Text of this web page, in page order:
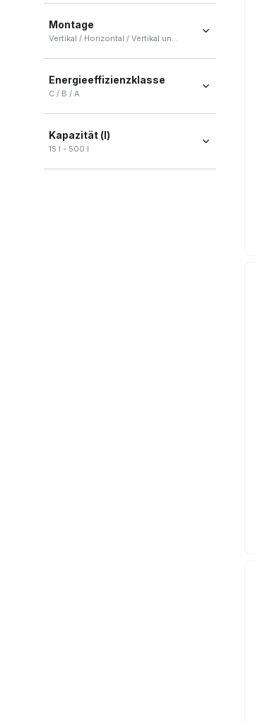
Montage
Vertikal / Horizontal / Vertikal und horizontal / Boden
Horizontal (4)
Energieeffizienzklasse
C / B / A
B (3)
Kapazität (l)
15 l - 500 l